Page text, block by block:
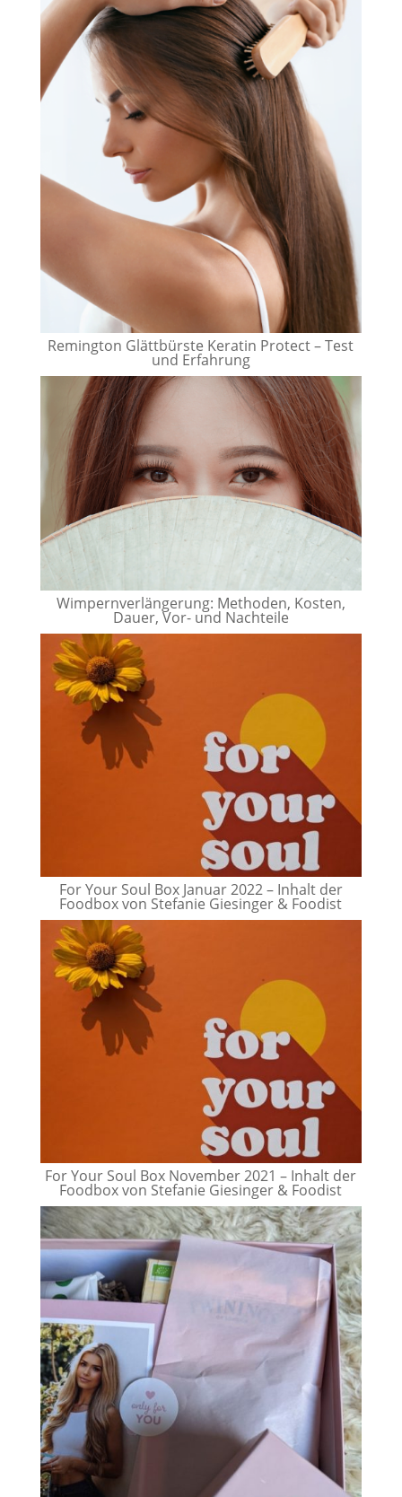
Remington Glättbürste Keratin Protect – Test
und Erfahrung
Wimpernverlängerung: Methoden, Kosten,
Dauer, Vor- und Nachteile
For Your Soul Box Januar 2022 – Inhalt der
Foodbox von Stefanie Giesinger & Foodist
For Your Soul Box November 2021 – Inhalt der
Foodbox von Stefanie Giesinger & Foodist